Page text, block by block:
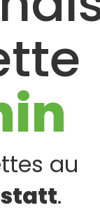
au
.